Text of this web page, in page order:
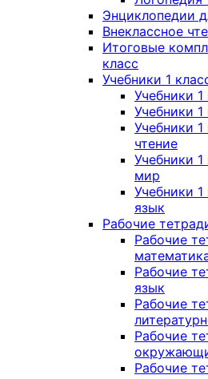
Энциклопедии
Внеклассное
Итоговые
класс
Учебники 1
Учебники
Учебники
Учебники 1
чтение
Учебники
мир
Учебники 1
язык
Рабочие
Рабочие
Рабочие
язык
Рабочие
Рабочие
Рабочие